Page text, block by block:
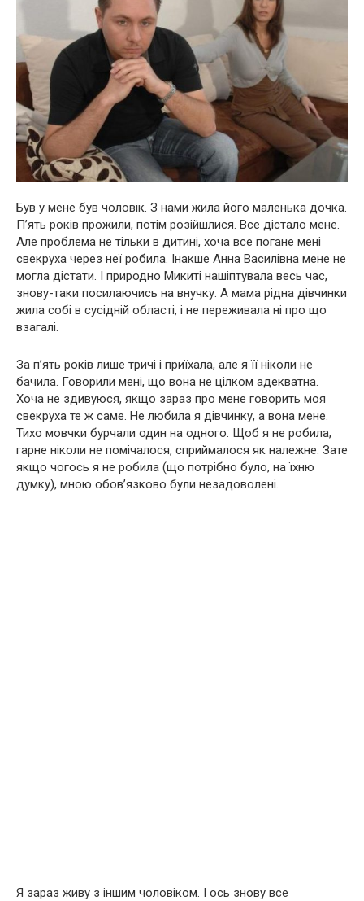
Був у мене був чоловік. З нами жила його маленька дочка.
П’ять років прожили, потім розійшлися. Все дістало мене.
Але проблема не тільки в дитині, хоча все погане мені
свекруха через неї робила. Інакше Анна Василівна мене не
могла дістати. І природно Микиті нашіптувала весь час,
знову-таки посилаючись на внучку. А мама рідна дівчинки
жила собі в сусідній області, і не переживала ні про що
взагалі.
За п’ять років лише тричі і приїхала, але я її ніколи не
бачила. Говорили мені, що вона не цілком адекватна.
Хоча не здивуюся, якщо зараз про мене говорить моя
свекруха те ж саме. Не любила я дівчинку, а вона мене.
Тихо мовчки бурчали один на одного. Щоб я не робила,
гарне ніколи не помічалося, сприймалося як належне. Зате
якщо чогось я не робила (що потрібно було, на їхню
думку), мною обов’язково були незадоволені.
Я зараз живу з іншим чоловіком. І ось знову все